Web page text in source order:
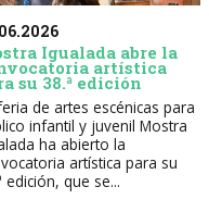
Igualada abre la
artística
su 38.ª edición
de artes escénicas para
infantil y juvenil Mostra
ha abierto la
artística para su
edición, que se...